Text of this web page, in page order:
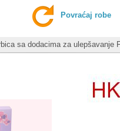
Povraćaj robe
sa dodacima za ulepšavanje